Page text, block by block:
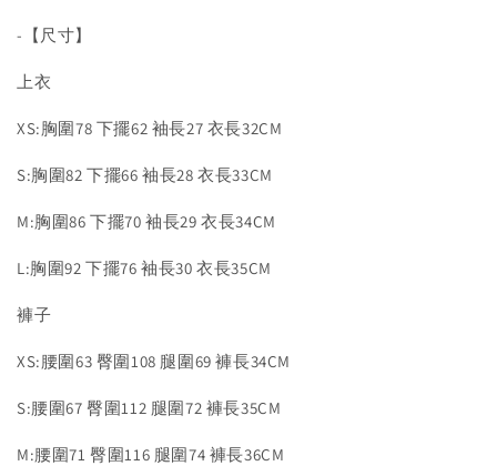
-【尺寸】
上衣
XS:胸圍78 下擺62 袖長27 衣長32CM
S:胸圍82 下擺66 袖長28 衣長33CM
M:胸圍86 下擺70 袖長29 衣長34CM
L:胸圍92 下擺76 袖長30 衣長35CM
褲子
XS:腰圍63 臀圍108 腿圍69 褲長34CM
S:腰圍67 臀圍112 腿圍72 褲長35CM
M:腰圍71 臀圍116 腿圍74 褲長36CM